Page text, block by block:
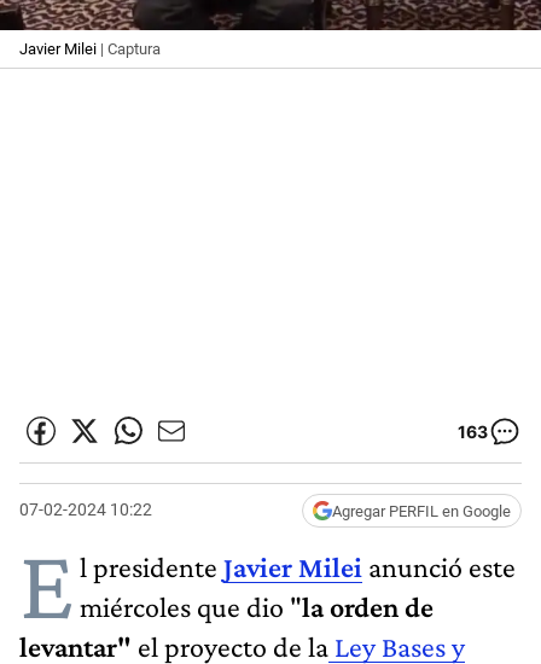
Javier Milei | Captura
163
07-02-2024 10:22 Agregar PERFIL en Google
E l presidente Javier Milei anunció este
miércoles que dio "la orden de
levantar" el proyecto de la Ley Bases y